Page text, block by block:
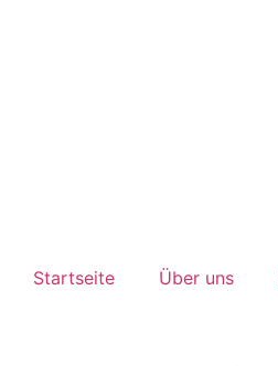
Startseite Über uns